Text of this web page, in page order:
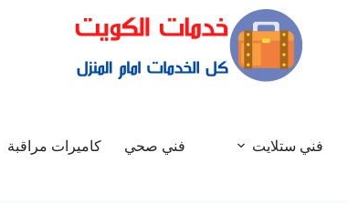
فني ستلايت فني صحي كاميرات مراقبة